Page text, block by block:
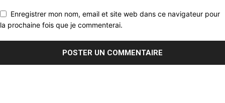
Enregistrer mon nom, email et site web dans ce navigateur pour
la prochaine fois que je commenterai.